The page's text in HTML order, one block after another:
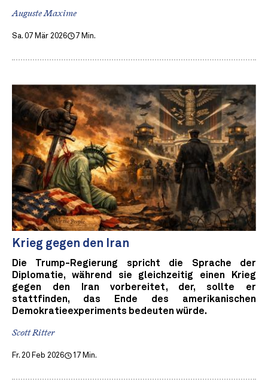
Auguste Maxime
Sa. 07 Mär 2026 7 Min.
Krieg gegen den Iran
Die Trump-Regierung spricht die Sprache der
Diplomatie, während sie gleichzeitig einen Krieg
gegen den Iran vorbereitet, der, sollte er
stattfinden, das Ende des amerikanischen
Demokratieexperiments bedeuten würde.
Scott Ritter
Fr. 20 Feb 2026 17 Min.